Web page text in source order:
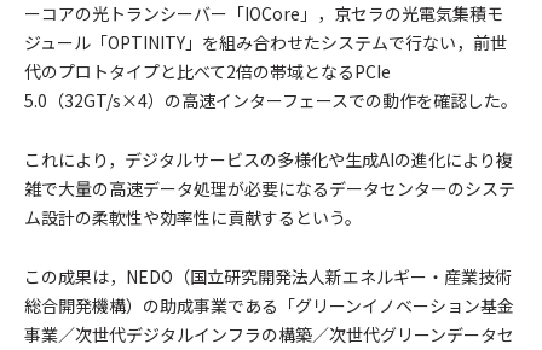
ーコアの光トランシーバー「IOCore」，京セラの光電気集積モ
ジュール「OPTINITY」を組み合わせたシステムで行ない，前世
代のプロトタイプと比べて2倍の帯域となるPCIe
5.0（32GT/s×4）の高速インターフェースでの動作を確認した。
これにより，デジタルサービスの多様化や生成AIの進化により複
雑で大量の高速データ処理が必要になるデータセンターのシステ
ム設計の柔軟性や効率性に貢献するという。
この成果は，NEDO（国立研究開発法人新エネルギー・産業技術
総合開発機構）の助成事業である「グリーンイノベーション基金
事業／次世代デジタルインフラの構築／次世代グリーンデータセ